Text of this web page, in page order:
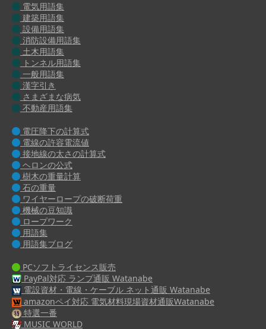
電気用語集
建築用語集
設備用語集
消防設備用語集
土木用語集
トンネル用語集
一般用語集
漢字引き
さまざまな病気
不動産用語集
電圧降下の計算式
電線の許容電流値
接地線の太さの計算式
ヘロンの公式
樹木の重量計算
石の重量
ワイヤーロープの破断荷重
機械の豆知識
ロープワーク
用語集
用語集ブログ
PCソフトライセンス販売
PayPal対応 ランプ通販 Watanabe
電設資材・電線・ケーブル ネット通販 Watanabe
amazonペイ対応 電気材料現場資材通販Watanabe
特選一番
MUSIC WORLD